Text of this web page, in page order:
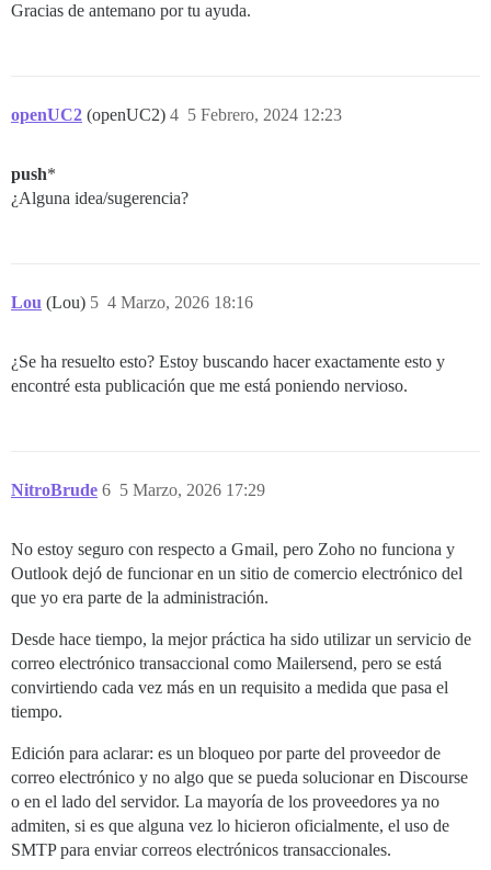
Gracias de antemano por tu ayuda.
openUC2 (openUC2) 5 Febrero, 2024 12:23
4
push*
¿Alguna idea/sugerencia?
Lou (Lou) 4 Marzo, 2026 18:16
5
¿Se ha resuelto esto? Estoy buscando hacer exactamente esto y
encontré esta publicación que me está poniendo nervioso.
NitroBrude 5 Marzo, 2026 17:29
6
No estoy seguro con respecto a Gmail, pero Zoho no funciona y
Outlook dejó de funcionar en un sitio de comercio electrónico del
que yo era parte de la administración.
Desde hace tiempo, la mejor práctica ha sido utilizar un servicio de
correo electrónico transaccional como Mailersend, pero se está
convirtiendo cada vez más en un requisito a medida que pasa el
tiempo.
Edición para aclarar: es un bloqueo por parte del proveedor de
correo electrónico y no algo que se pueda solucionar en Discourse
o en el lado del servidor. La mayoría de los proveedores ya no
admiten, si es que alguna vez lo hicieron oficialmente, el uso de
SMTP para enviar correos electrónicos transaccionales.